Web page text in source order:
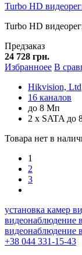
Turbo HD
Turbo HD
Предзаказ
24 728 грн.
Избранноее В
Hikvision, Ltd
16 каналов
до 8 Мп
2 x SATA до
Товара нет в
1
2
3
установка камер
видеонаблюдение
видеонаблюдение
+38 044 331-15-43